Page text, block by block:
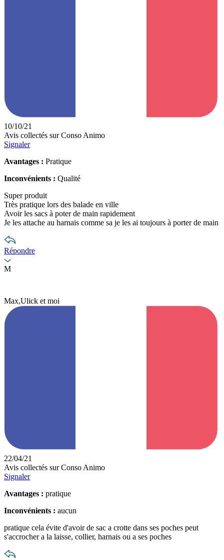
10/10/21
Avis collectés sur Conso Animo
Signaler
Avantages : Pratique
Inconvénients : Qualité
Super produit
Très pratique lors des balade en ville
Avoir les sacs à poter de main rapidement
Je les attache au harnais comme sa je les ai toujours à porter de main
Répondre
M
Max,Ulick et moi
22/04/21
Avis collectés sur Conso Animo
Signaler
Avantages : pratique
Inconvénients : aucun
pratique cela évite d'avoir de sac a crotte dans ses poches peut
s'accrocher a la laisse, collier, harnais ou a ses poches